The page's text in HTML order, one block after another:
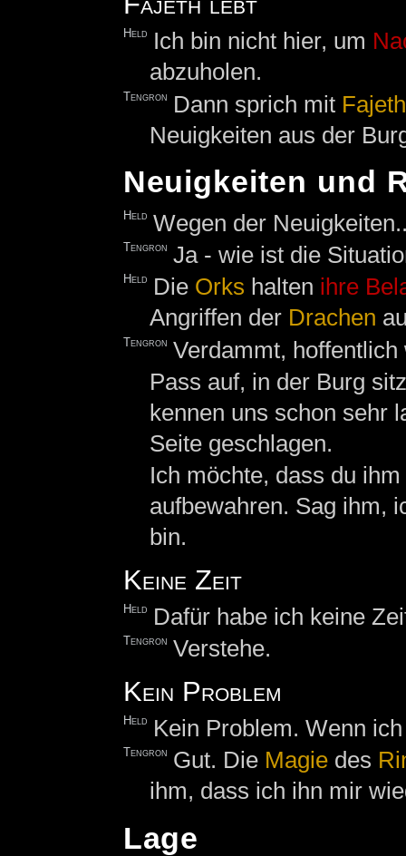
Held Ich bin nicht hier, um
abzuholen.
Tengron Dann sprich mit Fajeth
Neuigkeiten aus der
Neuigkeiten und
Held Wegen der
Tengron Ja - wie ist die
Held Die Orks halten ihre
Angriffen der Drachen
Tengron Verdammt,
Pass auf, in der Burg
kennen uns schon sehr
Seite geschlagen.
Ich möchte, dass du ihm
aufbewahren. Sag ihm,
bin.
Keine Zeit
Held Dafür habe ich keine
Tengron Verstehe.
Kein Problem
Held Kein Problem. Wenn
Tengron Gut. Die Magie des
ihm, dass ich ihn mir
Lage